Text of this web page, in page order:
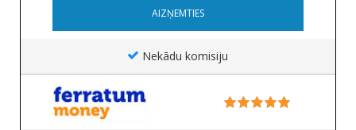
AIZŅEMTIES
Nekādu komisiju